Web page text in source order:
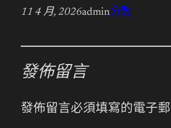
11 4 月, 2026admin分數
發佈留言
發佈留言必須填寫的電子